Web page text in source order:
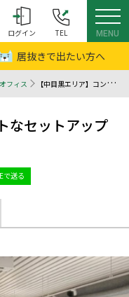
ログイン TEL MENU
居抜きで出たい方へ
フィス 【中目黒エリア】コンパクトなセットアップオフィス - 居抜きオフィスはINUKIT！（イヌキット）
なセットアップ